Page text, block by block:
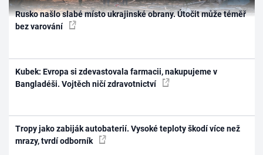
Rusko našlo slabé místo ukrajinské obrany. Útočit může téměř
bez varování
Kubek: Evropa si zdevastovala farmacii, nakupujeme v
Bangladéši. Vojtěch ničí zdravotnictví
Tropy jako zabiják autobaterií. Vysoké teploty škodí více než
mrazy, tvrdí odborník